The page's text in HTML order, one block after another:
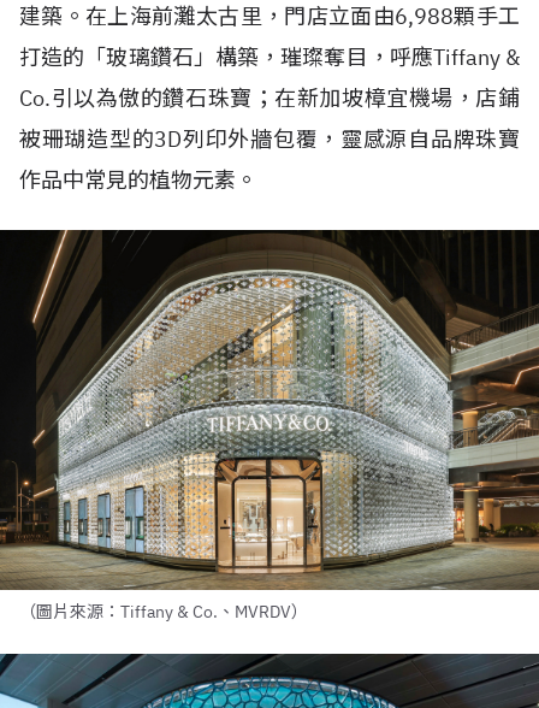
建築。在上海前灘太古里，門店立面由6,988顆手工
打造的「玻璃鑽石」構築，璀璨奪目，呼應Tiffany &
Co.引以為傲的鑽石珠寶；在新加坡樟宜機場，店鋪
被珊瑚造型的3D列印外牆包覆，靈感源自品牌珠寶
作品中常見的植物元素。
（圖片來源：Tiffany & Co.、MVRDV）